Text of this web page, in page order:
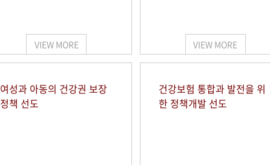
VIEW MORE VIEW MORE
여성과 아동의 건강권 보장
정책 선도
건강보험 통합과 발전을 위
한 정책개발 선도